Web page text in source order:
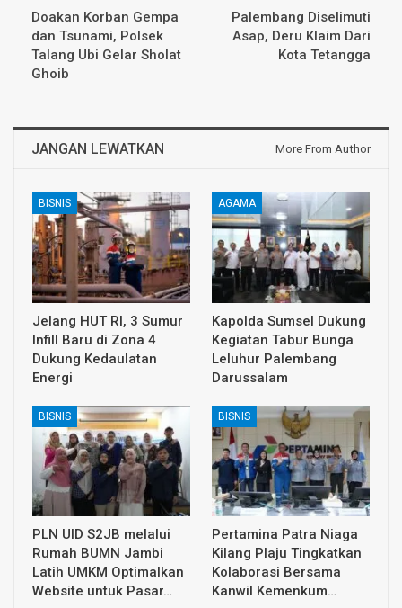
Doakan Korban Gempa
dan Tsunami, Polsek
Talang Ubi Gelar Sholat
Ghoib
Palembang Diselimuti
Asap, Deru Klaim Dari
Kota Tetangga
JANGAN LEWATKAN More From Author
BISNIS
Jelang HUT RI, 3 Sumur
Infill Baru di Zona 4
Dukung Kedaulatan
Energi
AGAMA
Kapolda Sumsel Dukung
Kegiatan Tabur Bunga
Leluhur Palembang
Darussalam
BISNIS
PLN UID S2JB melalui
Rumah BUMN Jambi
Latih UMKM Optimalkan
Website untuk Pasar…
BISNIS
Pertamina Patra Niaga
Kilang Plaju Tingkatkan
Kolaborasi Bersama
Kanwil Kemenkum…